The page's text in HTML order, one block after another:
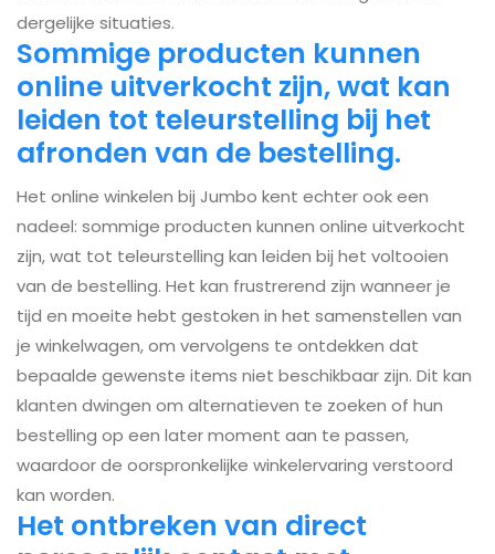
dergelijke situaties.
Sommige producten kunnen
online uitverkocht zijn, wat kan
leiden tot teleurstelling bij het
afronden van de bestelling.
Het online winkelen bij Jumbo kent echter ook een
nadeel: sommige producten kunnen online uitverkocht
zijn, wat tot teleurstelling kan leiden bij het voltooien
van de bestelling. Het kan frustrerend zijn wanneer je
tijd en moeite hebt gestoken in het samenstellen van
je winkelwagen, om vervolgens te ontdekken dat
bepaalde gewenste items niet beschikbaar zijn. Dit kan
klanten dwingen om alternatieven te zoeken of hun
bestelling op een later moment aan te passen,
waardoor de oorspronkelijke winkelervaring verstoord
kan worden.
Het ontbreken van direct